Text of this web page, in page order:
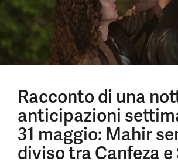
Racconto di una
anticipazioni
31 maggio: Mahir
diviso tra Canfeza e